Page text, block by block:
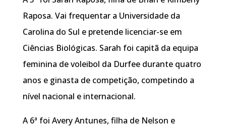
Raposa. Vai frequentar a Universidade da
Carolina do Sul e pretende licenciar-se em
Ciências Biológicas. Sarah foi capitã da equipa
feminina de voleibol da Durfee durante quatro
anos e ginasta de competição, competindo a
nível nacional e internacional.
A 6ª foi Avery Antunes, filha de Nelson e